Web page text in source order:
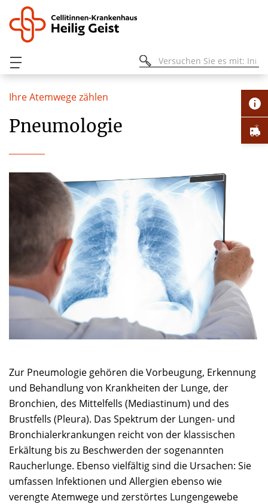
Ihre Atemwege zählen
Pneumologie
Zur Pneumologie gehören die Vorbeugung, Erkennung
und Behandlung von Krankheiten der Lunge, der
Bronchien, des Mittelfells (Mediastinum) und des
Brustfells (Pleura). Das Spektrum der Lungen- und
Bronchialerkrankungen reicht von der klassischen
Erkältung bis zu Beschwerden der sogenannten
Raucherlunge. Ebenso vielfältig sind die Ursachen: Sie
umfassen Infektionen und Allergien ebenso wie
verengte Atemwege und zerstörtes Lungengewebe